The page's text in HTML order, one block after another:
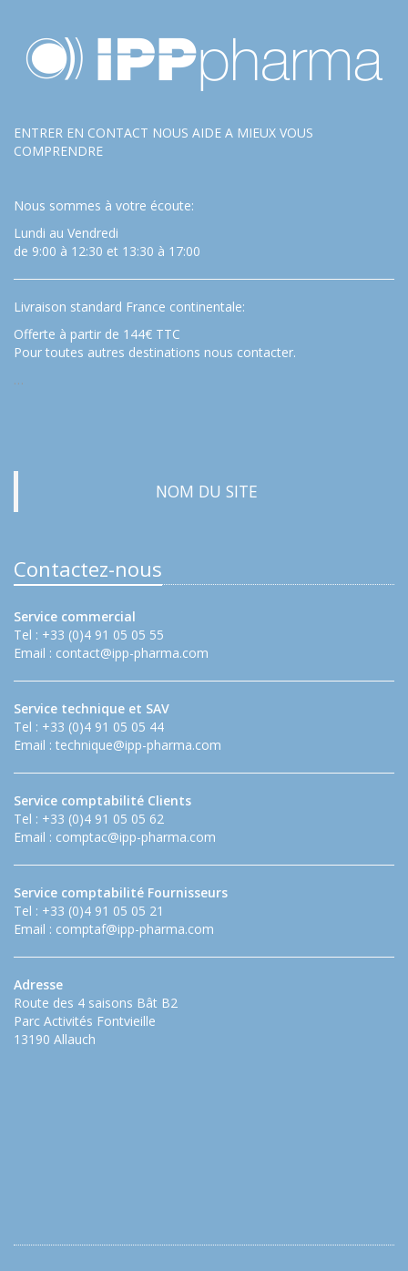
ENTRER EN CONTACT NOUS AIDE A MIEUX VOUS
COMPRENDRE
Nous sommes à votre écoute:
Lundi au Vendredi
de 9:00 à 12:30 et 13:30 à 17:00
Livraison standard France continentale:
Offerte à partir de 144€ TTC
Pour toutes autres destinations nous contacter.
…
NOM DU SITE
Contactez-nous
Service commercial
Tel : +33 (0)4 91 05 05 55
Email : contact@ipp-pharma.com
Service technique et SAV
Tel : +33 (0)4 91 05 05 44
Email : technique@ipp-pharma.com
Service comptabilité Clients
Tel : +33 (0)4 91 05 05 62
Email : comptac@ipp-pharma.com
Service comptabilité Fournisseurs
Tel : +33 (0)4 91 05 05 21
Email : comptaf@ipp-pharma.com
Adresse
Route des 4 saisons Bât B2
Parc Activités Fontvieille
13190 Allauch